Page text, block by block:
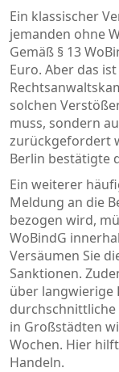
Ein klassischer
jemanden ohne
Gemäß § 13
Euro. Aber das
solchen
muss, sondern
zurückgefordert
Berlin bestätigte
Ein weiterer
Meldung an die
bezogen wird,
WoBindG
Versäumen Sie
Sanktionen.
über langwierige
durchschnittliche
in Großstädten
Wochen. Hier
Handeln.